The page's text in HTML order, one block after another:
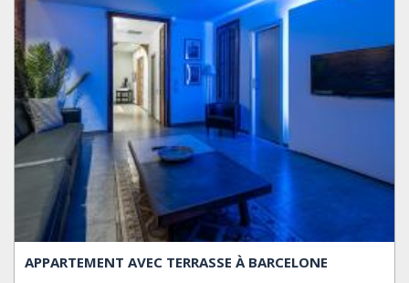
APPARTEMENT AVEC TERRASSE À BARCELONE